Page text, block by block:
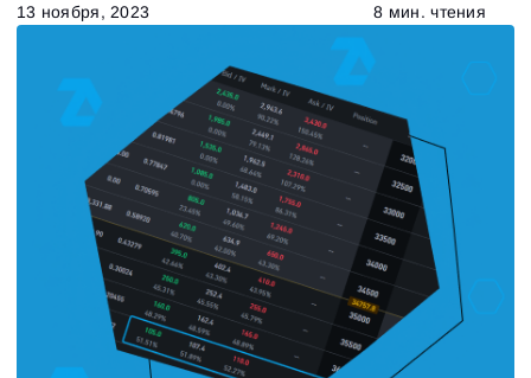
13 ноября, 2023 8 мин. чтения